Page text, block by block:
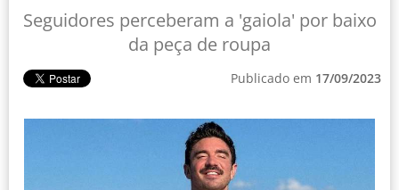
Seguidores perceberam a 'gaiola' por baixo
da peça de roupa
Publicado em 17/09/2023